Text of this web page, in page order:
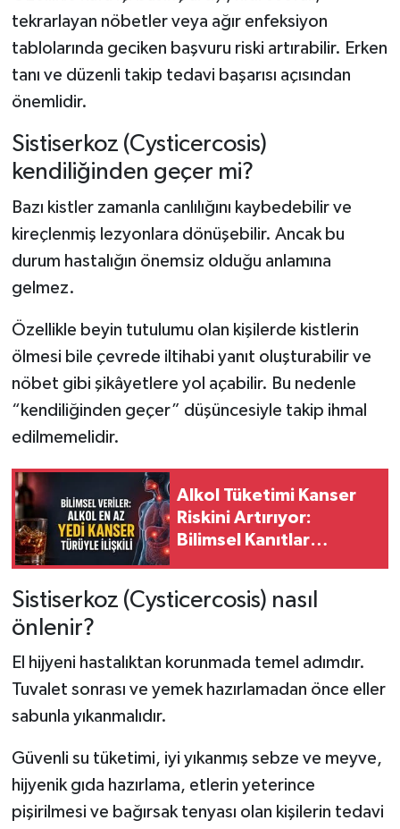
tekrarlayan nöbetler veya ağır enfeksiyon
tablolarında geciken başvuru riski artırabilir. Erken
tanı ve düzenli takip tedavi başarısı açısından
önemlidir.
Sistiserkoz (Cysticercosis)
kendiliğinden geçer mi?
Bazı kistler zamanla canlılığını kaybedebilir ve
kireçlenmiş lezyonlara dönüşebilir. Ancak bu
durum hastalığın önemsiz olduğu anlamına
gelmez.
Özellikle beyin tutulumu olan kişilerde kistlerin
ölmesi bile çevrede iltihabi yanıt oluşturabilir ve
nöbet gibi şikâyetlere yol açabilir. Bu nedenle
“kendiliğinden geçer” düşüncesiyle takip ihmal
edilmemelidir.
Alkol Tüketimi Kanser
Riskini Artırıyor:
Bilimsel Kanıtlar
Sistiserkoz (Cysticercosis) nasıl
önlenir?
El hijyeni hastalıktan korunmada temel adımdır.
Tuvalet sonrası ve yemek hazırlamadan önce eller
sabunla yıkanmalıdır.
Güvenli su tüketimi, iyi yıkanmış sebze ve meyve,
hijyenik gıda hazırlama, etlerin yeterince
pişirilmesi ve bağırsak tenyası olan kişilerin tedavi